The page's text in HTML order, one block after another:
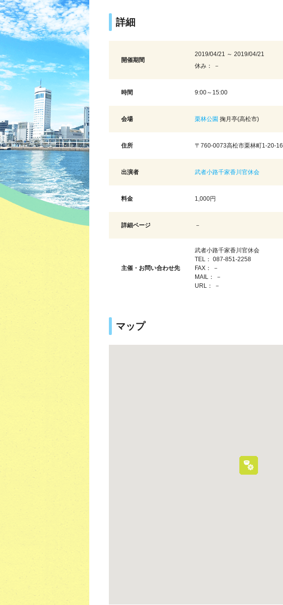
詳細
開催期間
2019/04/21 ～ 2019/04/21
休み： －
時間 9:00～15:00
会場 栗林公園 掬月亭(高松市)
住所 〒760-0073高松市栗林町1-20-16
出演者 武者小路千家香川官休会
料金 1,000円
詳細ページ －
主催・お問い合わせ先
武者小路千家香川官休会
TEL： 087-851-2258
FAX： －
MAIL： －
URL： －
マップ